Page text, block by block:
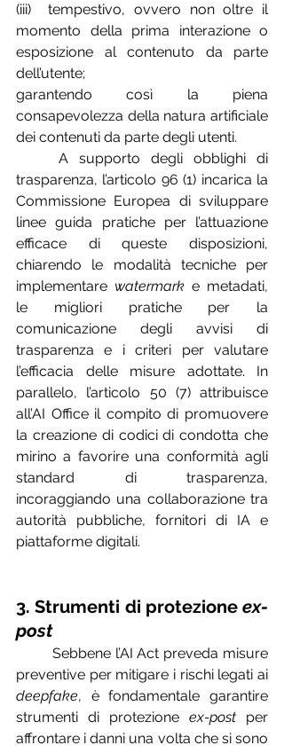
(iii)  tempestivo, ovvero non oltre il
momento della prima interazione o
esposizione al contenuto da parte
dell’utente;
garantendo così la piena
consapevolezza della natura artificiale
dei contenuti da parte degli utenti.
trasparenza, l’articolo 96 (1) incarica la
Commissione Europea di sviluppare
linee guida pratiche per l’attuazione
efficace di queste disposizioni,
chiarendo le modalità tecniche per
implementare watermark e metadati,
le migliori pratiche per la
comunicazione degli avvisi di
trasparenza e i criteri per valutare
l’efficacia delle misure adottate. In
parallelo, l’articolo 50 (7) attribuisce
all’AI Office il compito di promuovere
la creazione di codici di condotta che
mirino a favorire una conformità agli
standard di trasparenza,
incoraggiando una collaborazione tra
autorità pubbliche, fornitori di IA e
piattaforme digitali.
3. Strumenti di protezione ex-
post
deepfake, è fondamentale garantire
strumenti di protezione ex-post per
affrontare i danni una volta che si sono